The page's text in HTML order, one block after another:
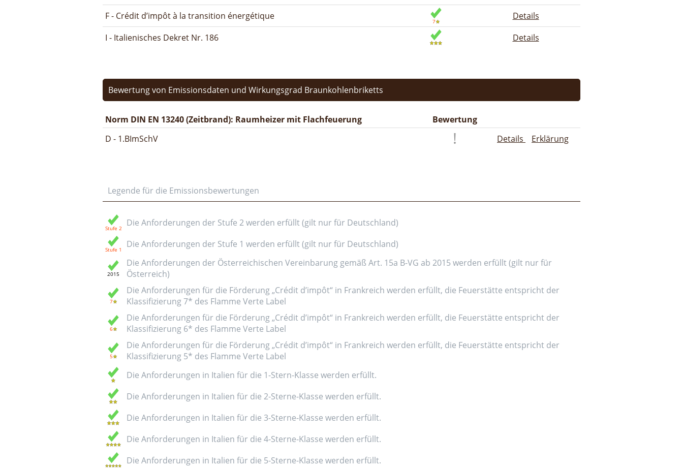
F - Crédit d’impôt à la transition énergétique
Details
I - Italienisches Dekret Nr. 186
Details
Bewertung von Emissionsdaten und Wirkungsgrad Braunkohlenbriketts
Norm DIN EN 13240 (Zeitbrand): Raumheizer mit Flachfeuerung
Bewertung
D - 1.BImSchV
Details Erklärung
Legende für die Emissionsbewertungen
Die Anforderungen der Stufe 2 werden erfüllt (gilt nur für Deutschland)
Die Anforderungen der Stufe 1 werden erfüllt (gilt nur für Deutschland)
Die Anforderungen der Österreichischen Vereinbarung gemäß Art. 15a B-VG ab 2015 werden erfüllt (gilt nur für
Österreich)
Die Anforderungen für die Förderung „Crédit d’impôt“ in Frankreich werden erfüllt, die Feuerstätte entspricht der
Klassifizierung 7* des Flamme Verte Label
Die Anforderungen für die Förderung „Crédit d’impôt“ in Frankreich werden erfüllt, die Feuerstätte entspricht der
Klassifizierung 6* des Flamme Verte Label
Die Anforderungen für die Förderung „Crédit d’impôt“ in Frankreich werden erfüllt, die Feuerstätte entspricht der
Klassifizierung 5* des Flamme Verte Label
Die Anforderungen in Italien für die 1-Stern-Klasse werden erfüllt.
Die Anforderungen in Italien für die 2-Sterne-Klasse werden erfüllt.
Die Anforderungen in Italien für die 3-Sterne-Klasse werden erfüllt.
Die Anforderungen in Italien für die 4-Sterne-Klasse werden erfüllt.
Die Anforderungen in Italien für die 5-Sterne-Klasse werden erfüllt.